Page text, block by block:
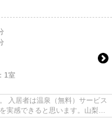
1室
実感できると思います。山梨大